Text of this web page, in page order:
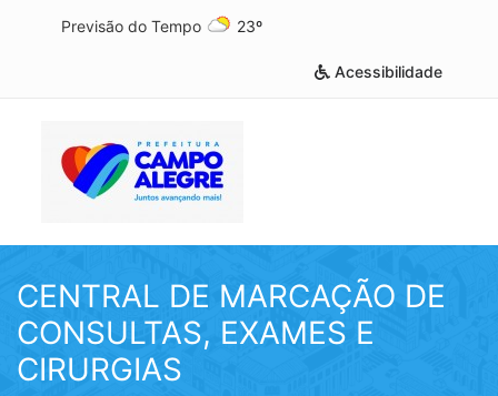
Previsão do Tempo 23º
Acessibilidade
CENTRAL DE MARCAÇÃO DE
CONSULTAS, EXAMES E
CIRURGIAS